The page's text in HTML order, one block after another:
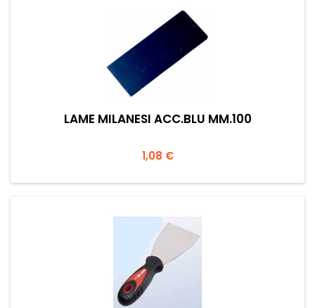
LAME MILANESI ACC.BLU MM.100
Prezzo
1,08 €